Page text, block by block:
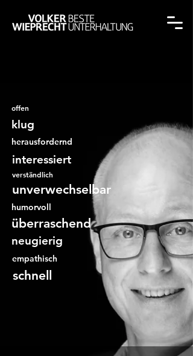
offen
klug
herausfordernd
interessiert
verständlich
unverwechselbar
humorvoll
überraschend
neugierig
empathisch
schnell